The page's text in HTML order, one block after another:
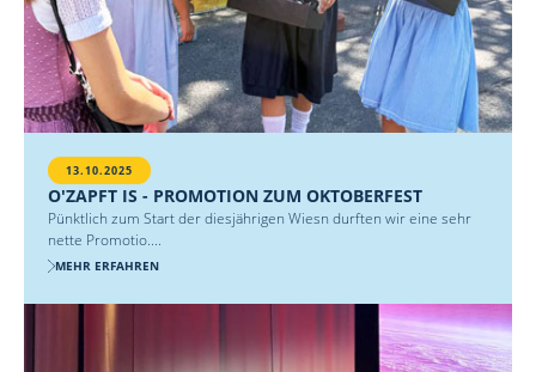
13.10.2025
O'ZAPFT IS - PROMOTION ZUM OKTOBERFEST
Pünktlich zum Start der diesjährigen Wiesn durften wir eine sehr
nette Promotio....
MEHR ERFAHREN